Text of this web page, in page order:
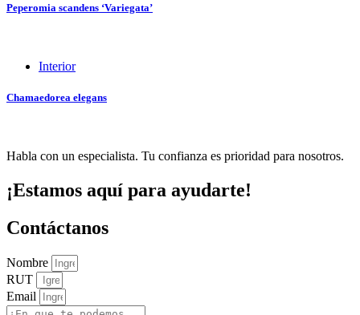
Peperomia scandens ‘Variegata’
Interior
Chamaedorea elegans
Habla con un especialista. Tu confianza es prioridad para nosotros.
¡Estamos aquí para ayudarte!
Contáctanos
Nombre
RUT
Email